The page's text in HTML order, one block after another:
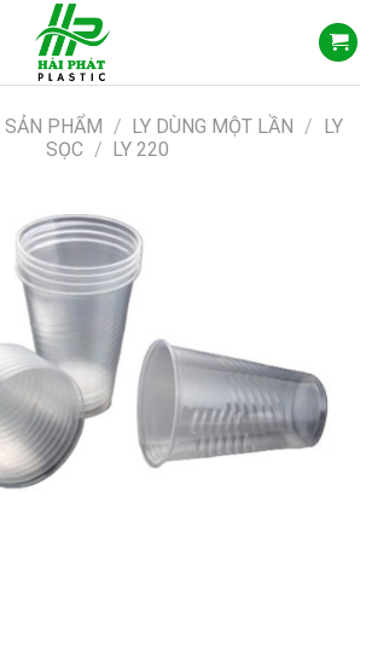
SẢN PHẨM / LY DÙNG MỘT LẦN / LY
SỌC / LY 220